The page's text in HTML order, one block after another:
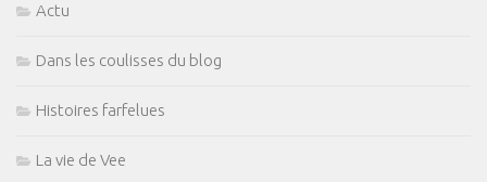
Actu
Dans les coulisses du blog
Histoires farfelues
La vie de Vee